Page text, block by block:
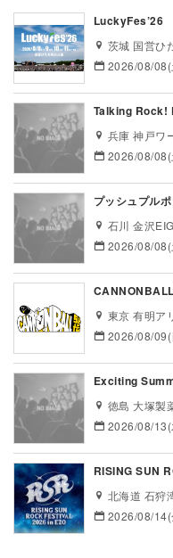
LuckyFes’26
茨城 国営ひ
2026/08/
Talking Rock!
兵庫 神戸ワ
2026/08/
プッシュプル
石川 金沢
2026/08/08(
東京 有明ア
2026/08/
Exciting
徳島 大塚製
2026/08/13(
RISING SUN
北海道 石狩
2026/08/